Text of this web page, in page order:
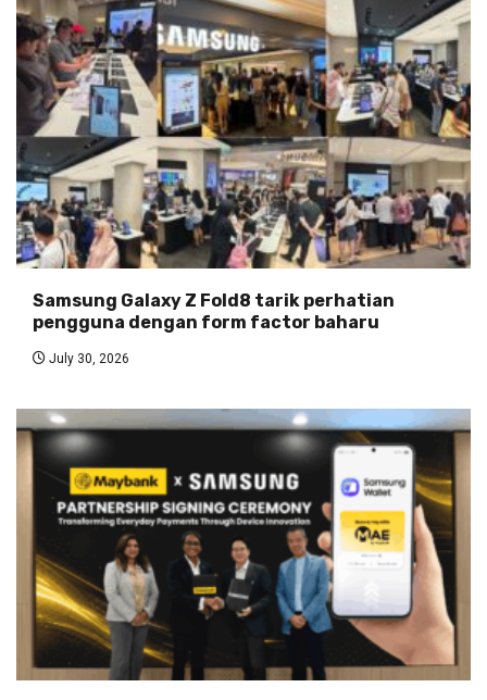
Samsung Galaxy Z Fold8 tarik perhatian
pengguna dengan form factor baharu
July 30, 2026